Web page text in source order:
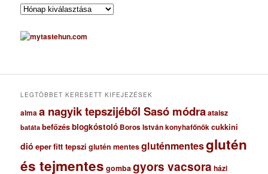
A
c
h
u
LEGTÖBBET KERESETT KIFEJEZÉSEK
almaa nagyik tepszijéből Sasó módraataisz
batáta befőzésblogkóstoló Boros István konyhafőnökcukkini
dió eperfitt tepszi glutén mentesgluténmentesglutén
és tejmentes gombagyors vacsora házi